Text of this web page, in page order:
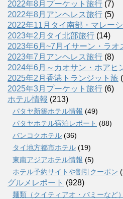
2022年8月プーケット旅行 (7)
2022年8月アンヘレス旅行 (5)
2022年11月タイ南部・マレー
2023年2月タイ北部旅行 (14)
2023年6月~7月イサーン・ラオ
2023年7月アンヘレス旅行 (8)
2024年6月～カオサン・ホアヒ
2025年2月香港トランジット旅
2025年3月プーケット旅行 (6)
ホテル情報 (213)
パタヤ新築ホテル情報 (49)
パタヤホテル宿泊レポート (88)
バンコクホテル (36)
タイ地方都市ホテル (19)
東南アジアホテル情報 (5)
ホテル予約サイトや割引クーポン
グルメレポート (928)
麺類（クイティアオ・バミーなど）